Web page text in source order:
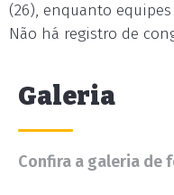
(26), enquanto
Não há registro de
Galeria
Confira a galeria de